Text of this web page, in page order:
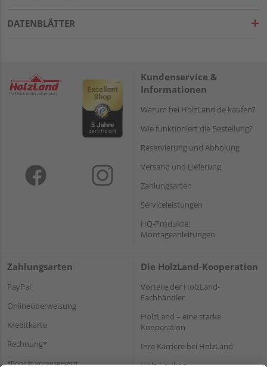
DATENBLÄTTER
Kundenservice &
Informationen
Warum bei HolzLand.de kaufen?
Wie funktioniert die Bestellung?
Reservierung und Abholung
Versand und Lieferung
Zahlungsarten
Serviceleistungen
HQ-Produkte:
Montageanleitungen
Zahlungsarten
PayPal
Onlineüberweisung
Kreditkarte
Rechnung*
*Bonität vorausgesetzt
Die HolzLand-Kooperation
Vorteile der HolzLand-
Fachhändler
HolzLand – eine starke
Kooperation
Ihre Karriere bei HolzLand